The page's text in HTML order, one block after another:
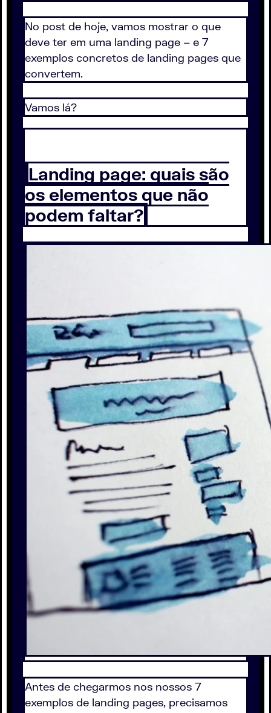
No post de hoje, vamos mostrar o que
deve ter em uma landing page – e 7
exemplos concretos de landing pages que
convertem.
Vamos lá?
Landing page: quais são
os elementos que não
podem faltar?
Antes de chegarmos nos nossos 7
exemplos de landing pages, precisamos